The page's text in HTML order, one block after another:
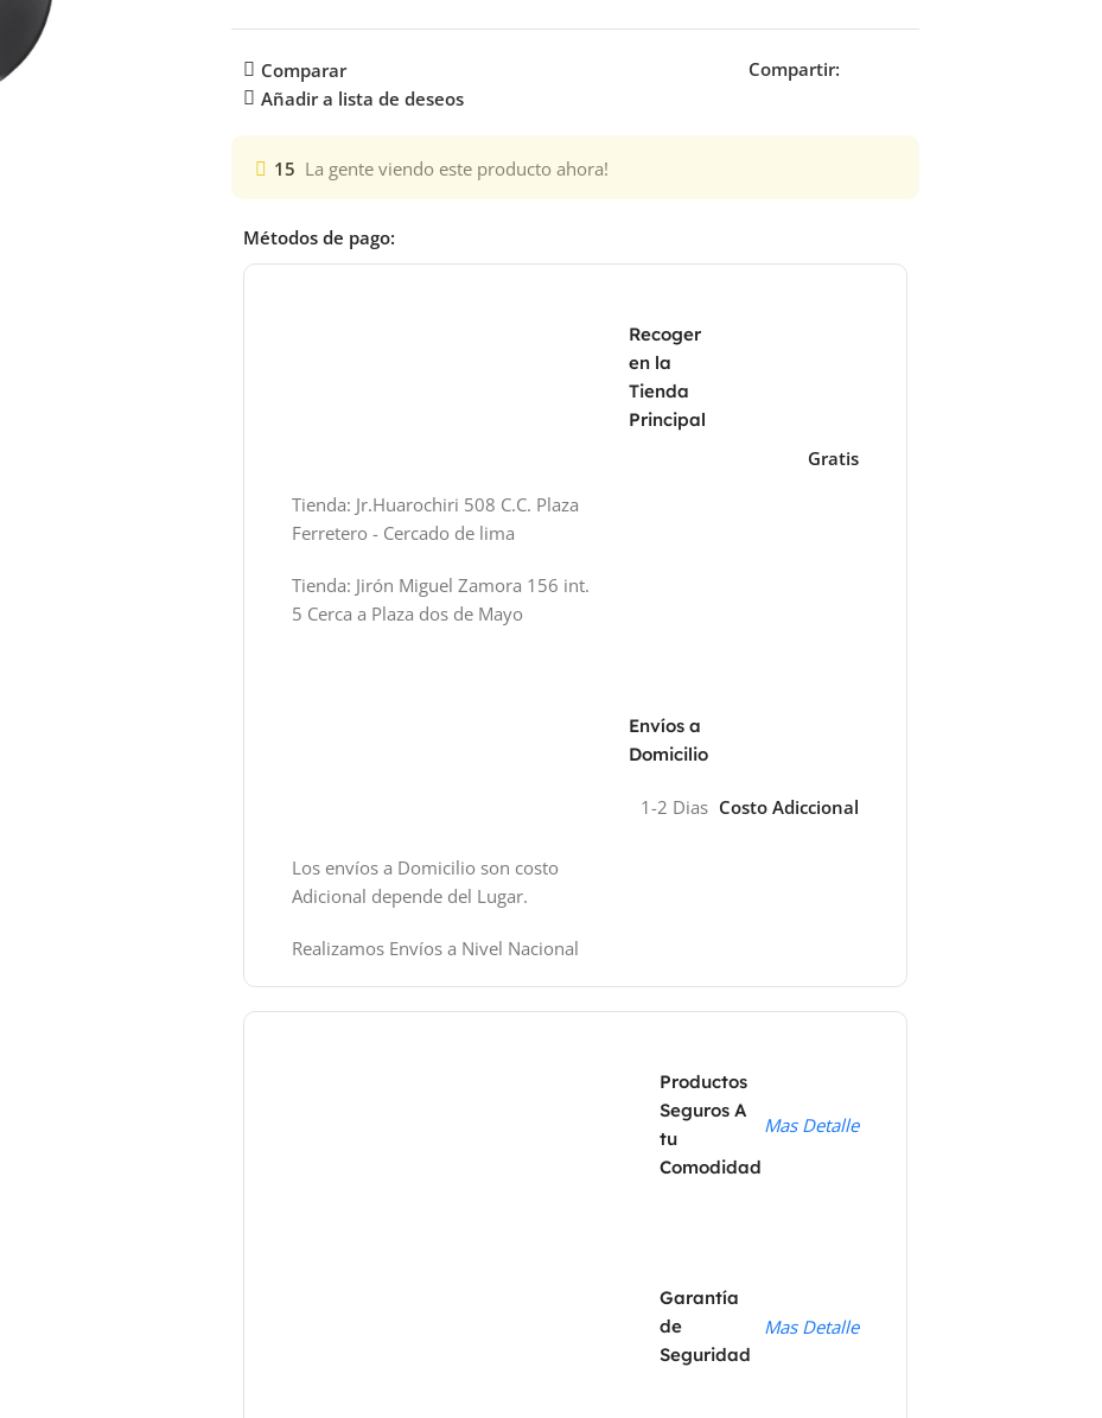
Comparar
Añadir a lista de deseos
Compartir:
15 La gente viendo este producto ahora!
Métodos de pago:
Recoger
en la
Tienda
Principal
Tienda: Jr.Huarochiri 508 C.C. Plaza
Ferretero - Cercado de lima
Tienda: Jirón Miguel Zamora 156 int.
5 Cerca a Plaza dos de Mayo
Gratis
Envíos a
Domicilio
Los envíos a Domicilio son costo
Adicional depende del Lugar.
Realizamos Envíos a Nivel Nacional
1-2 Dias Costo Adiccional
Productos
Seguros A
tu
Comodidad
Mas Detalle
Garantía
de
Seguridad
Mas Detalle